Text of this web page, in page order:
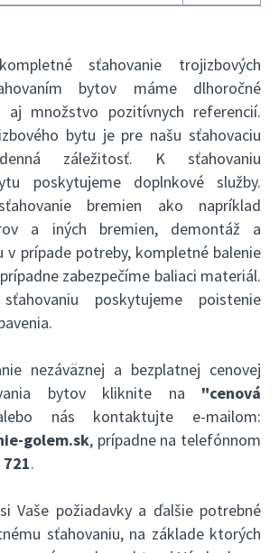
sťahovanie trojizbových
bytov máme dlhoročné
aj množstvo pozitívnych referencií.
bytu je pre našu sťahovaciu
záležitosť. K sťahovaniu
poskytujeme doplnkové služby.
bremien ako napríklad
a iných bremien, demontáž a
v prípade potreby, kompletné balenie
zabezpečíme baliaci materiál.
poskytujeme poistenie
nezáväznej a bezplatnej cenovej
bytov kliknite na "cenová
nás kontaktujte e-mailom:
golem.sk, prípadne na telefónnom
.
Vaše požiadavky a ďalšie potrebné
sťahovaniu, na základe ktorých